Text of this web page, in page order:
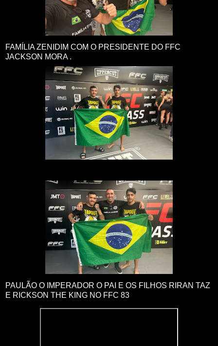
FAMÍLIA ZENIDIM COM O PRESIDENTE DO FFC
JACKSON MORA .
PAULÃO O IMPERADOR O PAI E OS FILHOS RIRAN TAZ
E RICKSON THE KING NO FFC 83